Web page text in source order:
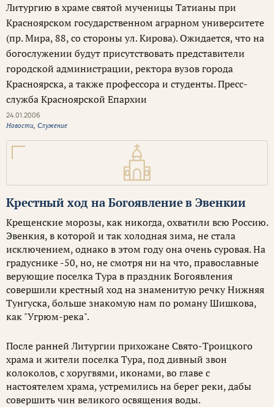
Литургию в храме святой мученицы Татианы при
Красноярском государственном аграрном университете
(пр. Мира, 88, со стороны ул. Кирова). Ожидается, что на
богослужении будут присутствовать представители
городской администрации, ректора вузов города
Красноярска, а также профессора и студенты. Пресс-
служба Красноярской Епархии
24.01.2006
Новости, Служение
Крестный ход на Богоявление в Эвенкии
Крещенские морозы, как никогда, охватили всю Россию.
Эвенкия, в которой и так холодная зима, не стала
исключением, однако в этом году она очень суровая. На
градуснике -50, но, не смотря ни на что, православные
верующие поселка Тура в праздник Богоявления
совершили крестный ход на знаменитую речку Нижняя
Тунгуска, больше знакомую нам по роману Шишкова,
как "Угрюм-река".
После ранней Литургии прихожане Свято-Троицкого
храма и жители поселка Тура, под дивный звон
колоколов, с хоругвями, иконами, во главе с
настоятелем храма, устремились на берег реки, дабы
совершить чин великого освящения воды.